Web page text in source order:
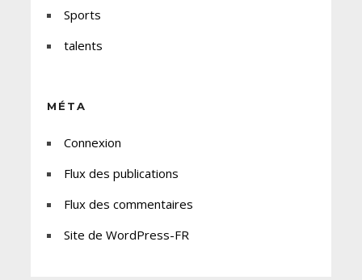
Sports
talents
MÉTA
Connexion
Flux des publications
Flux des commentaires
Site de WordPress-FR